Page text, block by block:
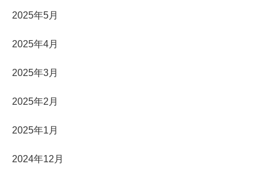
2025年5月
2025年4月
2025年3月
2025年2月
2025年1月
2024年12月